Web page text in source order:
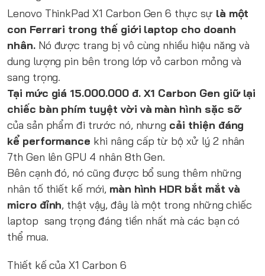
Lenovo ThinkPad X1 Carbon Gen 6 thực sự là một
con Ferrari trong thế giới laptop cho doanh
nhân.Nó được trang bị vô cùng nhiều hiệu năng và
dung lượng pin bên trong lớp vỏ carbon mỏng và
sang trọng.
Tại mức giá 15.000.000 đ. X1 Carbon Gen giữ lại
chiếc bàn phím tuyệt vời và màn hình sặc sỡ
của sản phẩm đi trước nó, nhưng cải thiện đáng
kể performance khi nâng cấp từ bộ xử lý 2 nhân
7th Gen lên GPU 4 nhân 8th Gen.
Bên cạnh đó, nó cũng được bổ sung thêm những
nhân tố thiết kế mới, màn hình HDR bắt mắt và
micro đỉnh, thật vậy, đây là một trong những chiếc
laptop sang trọng đáng tiền nhất mà các bạn có
thể mua.
Thiết kế của X1 Carbon 6